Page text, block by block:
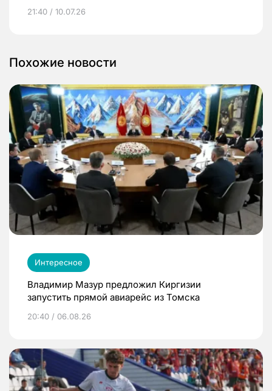
21:40 / 10.07.26
Похожие новости
Интересное
Владимир Мазур предложил Киргизии
запустить прямой авиарейс из Томска
20:40 / 06.08.26